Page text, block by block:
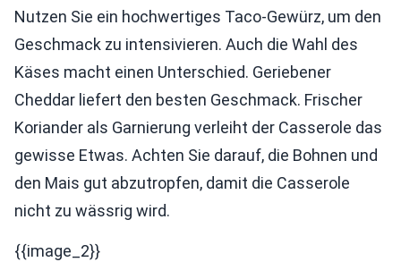
Nutzen Sie ein hochwertiges Taco-Gewürz, um den
Geschmack zu intensivieren. Auch die Wahl des
Käses macht einen Unterschied. Geriebener
Cheddar liefert den besten Geschmack. Frischer
Koriander als Garnierung verleiht der Casserole das
gewisse Etwas. Achten Sie darauf, die Bohnen und
den Mais gut abzutropfen, damit die Casserole
nicht zu wässrig wird.
{{image_2}}